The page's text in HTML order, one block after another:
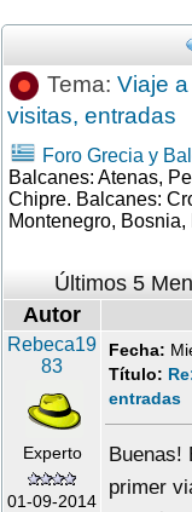
Tema: Viaje
visitas, entradas
Foro Grecia y
Balcanes: Atenas,
Chipre. Balcanes:
Montenegro,
Últimos 5
Autor
Rebeca19
83
Experto
01-09-2014
Fecha:
Título:
entradas
Buenas!
primer